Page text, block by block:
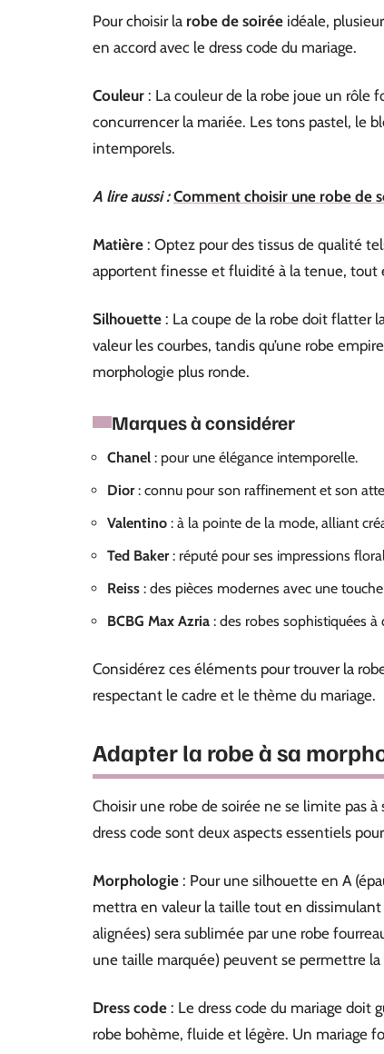
Pour choisir la robe de soirée idéale,
en accord avec le dress code du mariage.
Couleur : La couleur de la robe joue un
concurrencer la mariée. Les tons pastel, le
intemporels.
A lire aussi : Comment choisir une robe de
Matière : Optez pour des tissus de qualité
apportent finesse et fluidité à la tenue,
Silhouette : La coupe de la robe doit flatter
valeur les courbes, tandis qu’une robe
morphologie plus ronde.
Marques à considérer
Chanel : pour une élégance intemporelle.
Dior: connu pour son raffinement et son
Valentino : à la pointe de la mode, alliant
Ted Baker: réputé pour ses impressions
Reiss : des pièces modernes avec une
BCBG Max Azria : des robes sophistiquées
Considérez ces éléments pour trouver la
respectant le cadre et le thème du mariage.
Adapter la robe à sa
Choisir une robe de soirée ne se limite pas
dress code sont deux aspects essentiels
Morphologie : Pour une silhouette en A
mettra en valeur la taille tout en
alignées) sera sublimée par une robe
une taille marquée) peuvent se permettre
Dress code : Le dress code du mariage doit
robe bohème, fluide et légère. Un mariage